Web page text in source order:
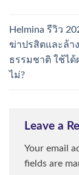
Helmina รีวิว
ฆ่าปรสิตและล้า
ธรรมชาติ ใช้ได้
ไม่?
Leave a
Your email
fields are